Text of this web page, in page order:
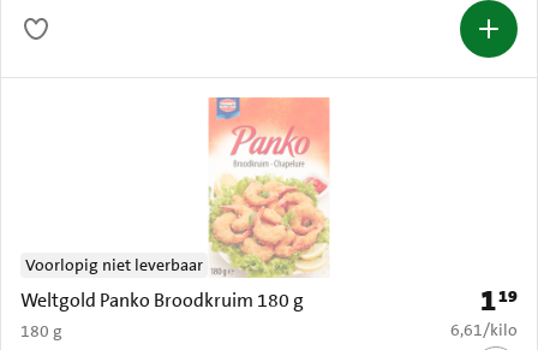
Weltgold Panko Broodkruim 180 g
180 g
Voorlopig niet leverbaar
Prijs:
119
€ 6,61 per
6,61/kilo